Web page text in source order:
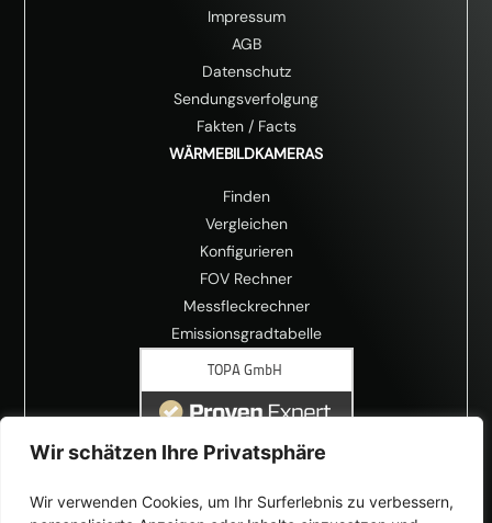
Wir schätzen Ihre Privatsphäre
Wir verwenden Cookies, um Ihr Surferlebnis zu verbessern,
Impressum
AGB
Datenschutz
Sendungsverfolgung
Fakten/ Facts
WÄRMEBILDKAMERAS
Finden
Vergleichen
Konfigurieren
FOV Rechner
Messfleckrechner
Emissionsgradtabelle